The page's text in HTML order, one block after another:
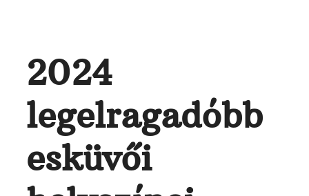
2024
legelragadóbb
esküvői